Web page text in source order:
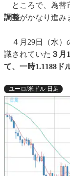
ところで、為替
調整がかなり進み
４月29日（水）
識されていた ３月
て、一時1.1188ド
ユーロ/米ドル 日足